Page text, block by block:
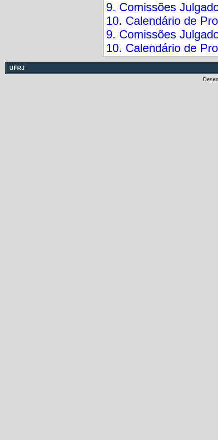
9. Comissões
10. Calendário de
9. Comissões
10. Calendário de
UFRJ